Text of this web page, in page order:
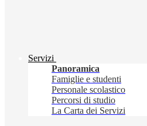
Servizi
Panoramica
Famiglie e studenti
Personale scolastico
Percorsi di studio
La Carta dei Servizi